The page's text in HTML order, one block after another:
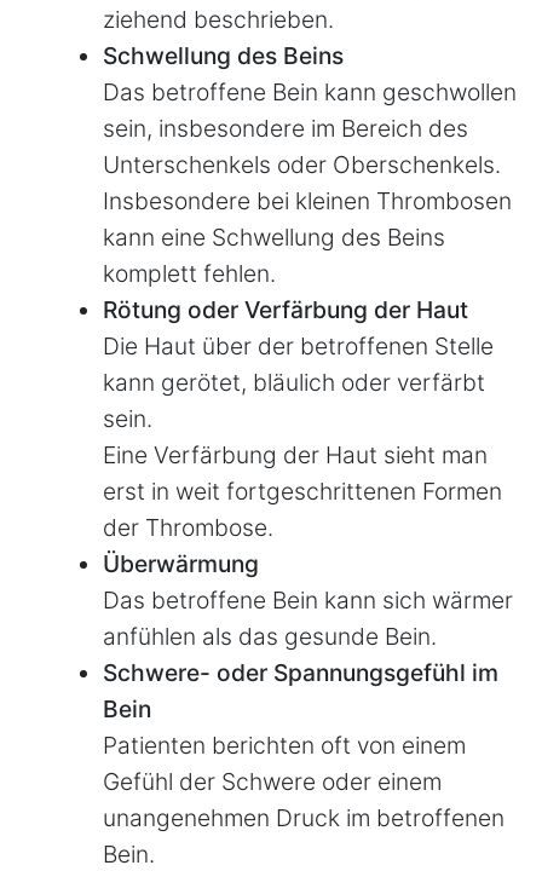
ziehend beschrieben.
Schwellung des Beins
Das betroffene Bein kann geschwollen
sein, insbesondere im Bereich des
Unterschenkels oder Oberschenkels.
Insbesondere bei kleinen Thrombosen
kann eine Schwellung des Beins
komplett fehlen.
Rötung oder Verfärbung der Haut
Die Haut über der betroffenen Stelle
kann gerötet, bläulich oder verfärbt
sein.
Eine Verfärbung der Haut sieht man
erst in weit fortgeschrittenen Formen
der Thrombose.
Überwärmung
Das betroffene Bein kann sich wärmer
anfühlen als das gesunde Bein.
Schwere- oder Spannungsgefühl im
Bein
Patienten berichten oft von einem
Gefühl der Schwere oder einem
unangenehmen Druck im betroffenen
Bein.